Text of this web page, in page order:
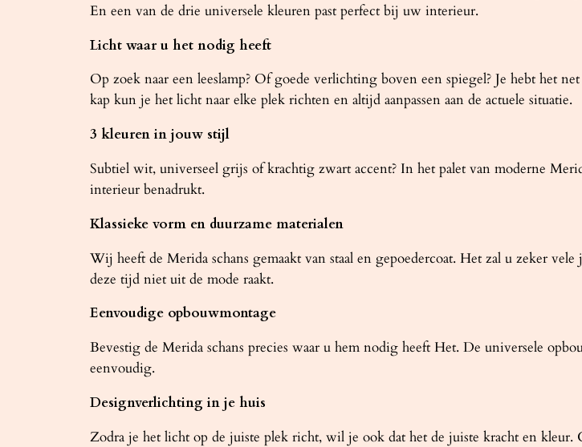
En een van de drie universele kleuren past perfect bij uw interieur.
Licht waar u het nodig heeft
Op zoek naar een leeslamp? Of goede verlichting boven een spiegel? Je hebt het
kap kun je het licht naar elke plek richten en altijd aanpassen aan de actuele situatie.
3 kleuren in jouw stijl
Subtiel wit, universeel grijs of krachtig zwart accent? In het palet van moderne
interieur benadrukt.
Klassieke vorm en duurzame materialen
Wij heeft de Merida schans gemaakt van staal en gepoedercoat. Het zal u zeker
deze tijd niet uit de mode raakt.
Eenvoudige opbouwmontage
Bevestig de Merida schans precies waar u hem nodig heeft Het. De universele
eenvoudig.
Designverlichting in je huis
Zodra je het licht op de juiste plek richt, wil je ook dat het de juiste kracht en